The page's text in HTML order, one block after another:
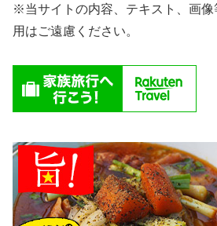
※当サイトの内容、テキスト、画像
用はご遠慮ください。